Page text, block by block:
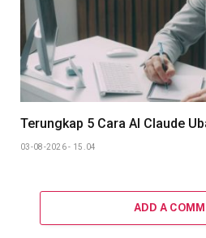
Terungkap 5 Cara AI Claude
03-08-2026 - 15.04
ADD A